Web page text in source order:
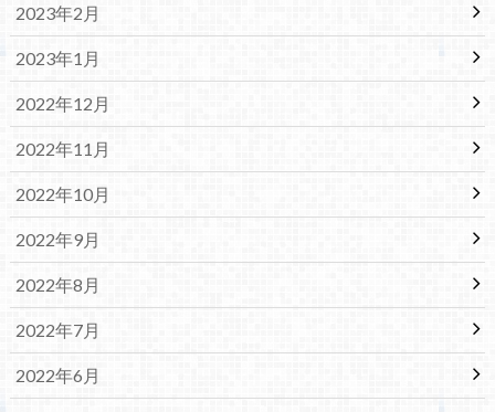
2023年2月
2023年1月
2022年12月
2022年11月
2022年10月
2022年9月
2022年8月
2022年7月
2022年6月